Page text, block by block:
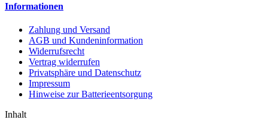
Informationen
Zahlung und Versand
AGB und Kundeninformation
Widerrufsrecht
Vertrag widerrufen
Privatsphäre und Datenschutz
Impressum
Hinweise zur Batterieentsorgung
Inhalt